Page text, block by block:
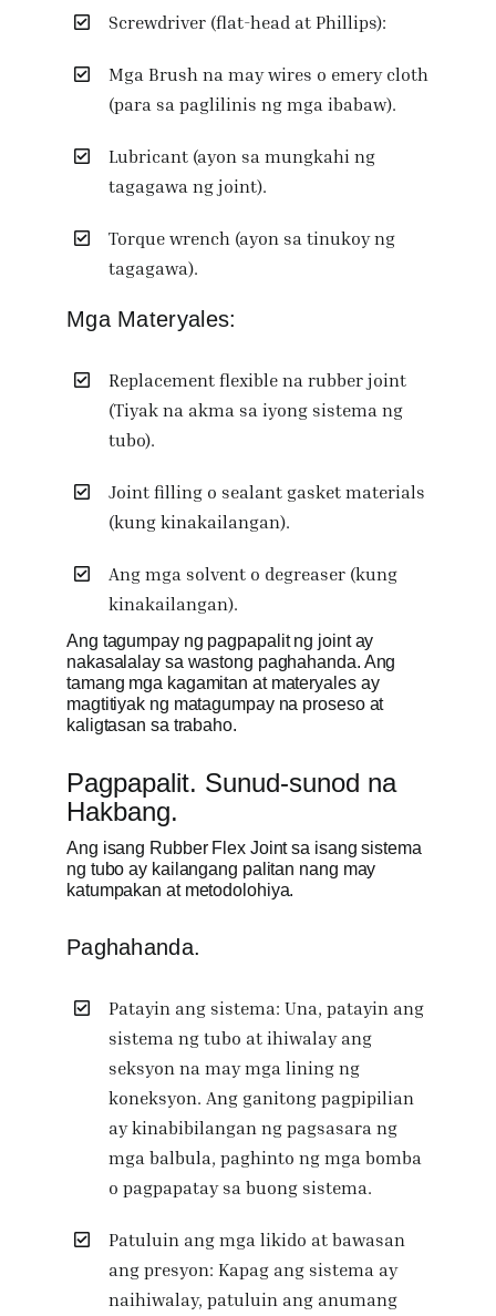
Screwdriver (flat-head at Phillips):
Mga Brush na may wires o emery cloth
(para sa paglilinis ng mga ibabaw).
Lubricant (ayon sa mungkahi ng
tagagawa ng joint).
Torque wrench (ayon sa tinukoy ng
tagagawa).
Mga Materyales:
Replacement flexible na rubber joint
(Tiyak na akma sa iyong sistema ng
tubo).
Joint filling o sealant gasket materials
(kung kinakailangan).
Ang mga solvent o degreaser (kung
kinakailangan).
Ang tagumpay ng pagpapalit ng joint ay
nakasalalay sa wastong paghahanda. Ang
tamang mga kagamitan at materyales ay
magtitiyak ng matagumpay na proseso at
kaligtasan sa trabaho.
Pagpapalit. Sunud-sunod na
Hakbang.
Ang isang Rubber Flex Joint sa isang sistema
ng tubo ay kailangang palitan nang may
katumpakan at metodolohiya.
Paghahanda.
Patayin ang sistema: Una, patayin ang
sistema ng tubo at ihiwalay ang
seksyon na may mga lining ng
koneksyon. Ang ganitong pagpipilian
ay kinabibilangan ng pagsasara ng
mga balbula, paghinto ng mga bomba
o pagpapatay sa buong sistema.
Patuluin ang mga likido at bawasan
ang presyon: Kapag ang sistema ay
naihiwalay, patuluin ang anumang